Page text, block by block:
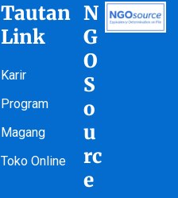
Tautan
Link
Karir
Program
Magang
Toko Online
N
G
O
S
o
u
rc
e